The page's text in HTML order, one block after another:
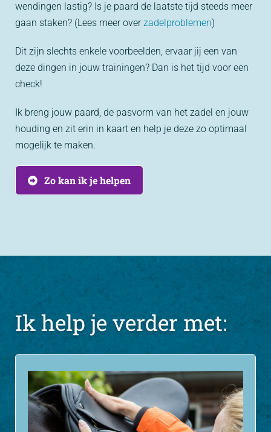
wendingen lastig? Is je paard de laatste tijd steeds meer
gaan staken? (Lees meer overzadelproblemen)
Dit zijn slechts enkele voorbeelden, ervaar jij een van
deze dingen in jouw trainingen? Dan is het tijd voor een
check!
Ik breng jouw paard, de pasvorm van het zadel en jouw
houding en zit erin in kaart en help je deze zo optimaal
mogelijk te maken.
Zo kan ik je helpen
Ik help je verder met:
Zadelpasconsult
Een goed passend zadel is van groot belang voor